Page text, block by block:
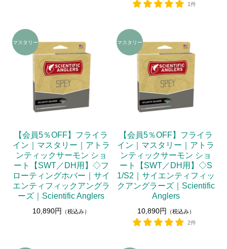
1件
【会員5％OFF】フライラ
イン｜マスタリー｜アトラ
ンティックサーモン ショ
ート【SWT／DH用】◇フ
ローティングホバー｜サイ
エンティフィックアングラ
ーズ｜Scientific Anglers
10,890円 （税込み）
【会員5％OFF】フライラ
イン｜マスタリー｜アトラ
ンティックサーモン ショ
ート【SWT／DH用】◇S
1/S2｜サイエンティフィッ
クアングラーズ｜Scientific
Anglers
10,890円
（税込み）
2件